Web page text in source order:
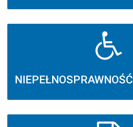
NIEPEŁNOSPRAWNOŚĆ